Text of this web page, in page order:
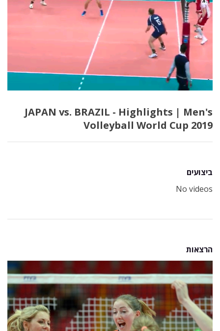
JAPAN vs. BRAZIL - Highlights | Men's
Volleyball World Cup 2019
ביצועים
No videos
הרצאות